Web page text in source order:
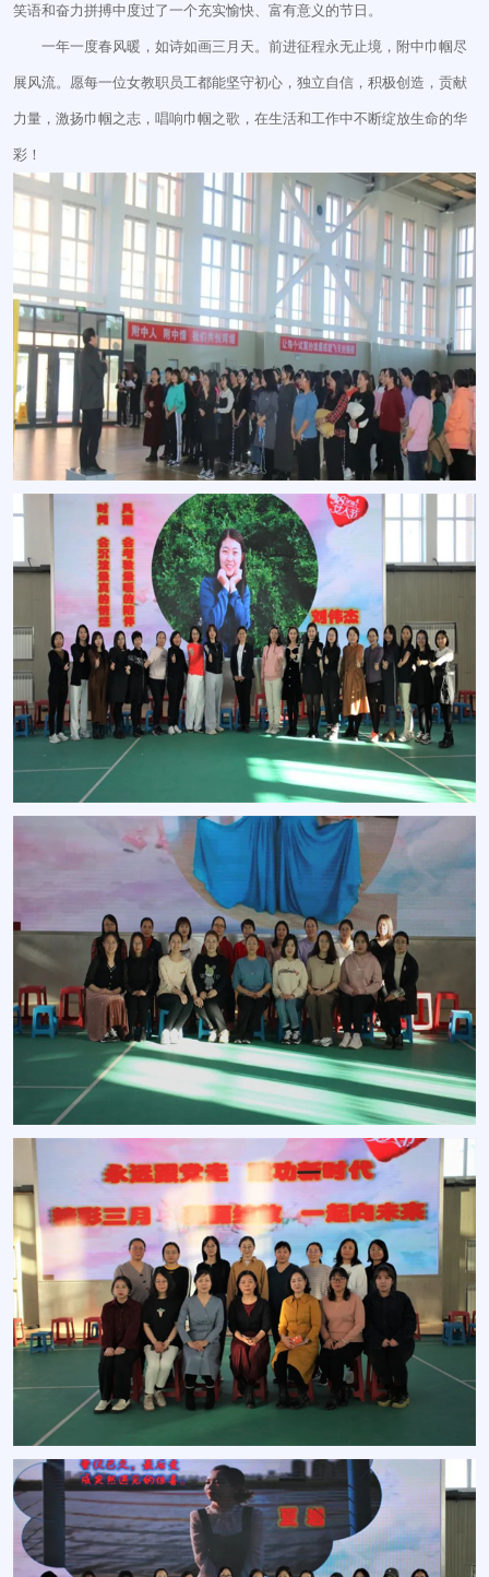
笑语和奋力拼搏中度过了一个充实愉快、富有意义的节日。
一年一度春风暖，如诗如画三月天。前进征程永无止境，附中巾帼尽
展风流。愿每一位女教职员工都能坚守初心，独立自信，积极创造，贡献
力量，激扬巾帼之志，唱响巾帼之歌，在生活和工作中不断绽放生命的华
彩！